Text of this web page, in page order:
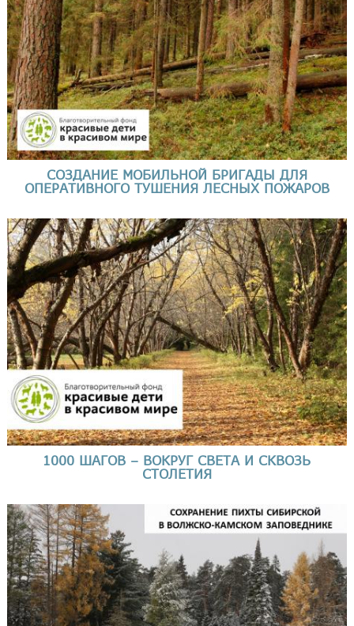
СОЗДАНИЕ МОБИЛЬНОЙ БРИГАДЫ ДЛЯ
ОПЕРАТИВНОГО ТУШЕНИЯ ЛЕСНЫХ ПОЖАРОВ
1000 ШАГОВ – ВОКРУГ СВЕТА И СКВОЗЬ
СТОЛЕТИЯ